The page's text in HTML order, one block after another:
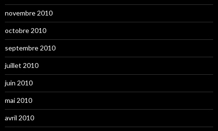
novembre 2010
octobre 2010
septembre 2010
juillet 2010
juin 2010
mai 2010
avril 2010